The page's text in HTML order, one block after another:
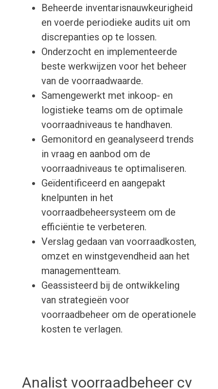
Beheerde inventarisnauwkeurigheid
en voerde periodieke audits uit om
discrepanties op te lossen.
Onderzocht en implementeerde
beste werkwijzen voor het beheer
van de voorraadwaarde.
Samengewerkt met inkoop- en
logistieke teams om de optimale
voorraadniveaus te handhaven.
Gemonitord en geanalyseerd trends
in vraag en aanbod om de
voorraadniveaus te optimaliseren.
Geïdentificeerd en aangepakt
knelpunten in het
voorraadbeheersysteem om de
efficiëntie te verbeteren.
Verslag gedaan van voorraadkosten,
omzet en winstgevendheid aan het
managementteam.
Geassisteerd bij de ontwikkeling
van strategieën voor
voorraadbeheer om de operationele
kosten te verlagen.
Analist voorraadbeheer cv